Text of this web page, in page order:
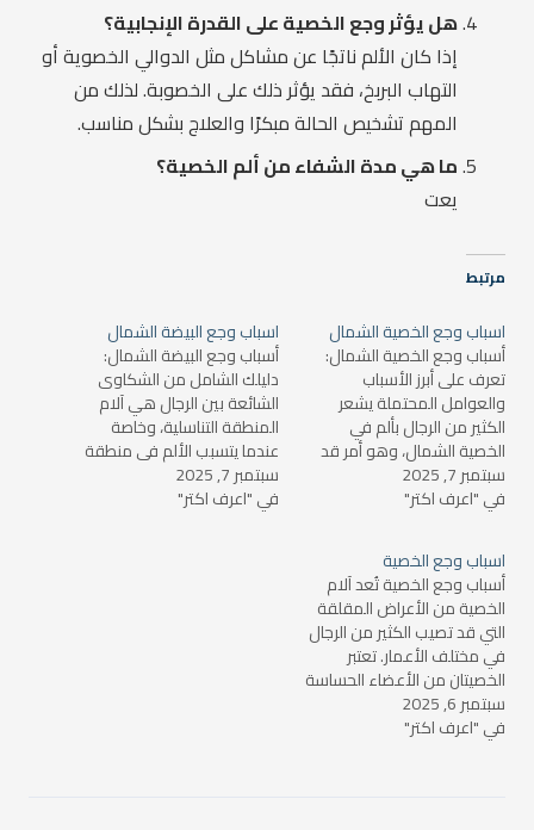
هل يؤثر وجع الخصية على القدرة الإنجابية؟
إذا كان الألم ناتجًا عن مشاكل مثل الدوالي الخصوية أو
التهاب البربخ، فقد يؤثر ذلك على الخصوبة. لذلك من
المهم تشخيص الحالة مبكرًا والعلاج بشكل مناسب.
ما هي مدة الشفاء من ألم الخصية؟
يعت
مرتبط
اسباب وجع الخصية الشمال
أسباب وجع الخصية الشمال:
تعرف على أبرز الأسباب
والعوامل المحتملة يشعر
الكثير من الرجال بألم في
الخصية الشمال، وهو أمر قد
يثير القلق في بعض الأحيان.
ولكن، من المهم أن نعلم أن
حالات بسيطة وآخرى قد تتطلب
تدخلًا طبيًا. سنناقش…
سبتمبر 7, 2025
في "اعرف اكتر"
اسباب وجع البيضة الشمال
أسباب وجع البيضة الشمال:
دليلك الشامل من الشكاوى
الشائعة بين الرجال هي آلام
المنطقة التناسلية، وخاصة
عندما يتسبب الألم في منطقة
الخصية اليسرى (البيضة
الشمال) في قلق الشخص.
سبتمبر 7, 2025
في "اعرف اكتر"
اسباب وجع الخصية
أسباب وجع الخصية تُعد آلام
الخصية من الأعراض المقلقة
التي قد تصيب الكثير من الرجال
في مختلف الأعمار. تعتبر
الخصيتان من الأعضاء الحساسة
والمهمة في الجهاز التناسلي
الذكري، حيث تلعب دورًا كبيرًا
سبتمبر 6, 2025
في "اعرف اكتر"